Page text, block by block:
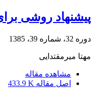
پیشنهاد روشی
دوره 32، شماره 39، 1385
مهتا میرمقتدایی
مشاهده مقاله
اصل مقاله 433.9 K